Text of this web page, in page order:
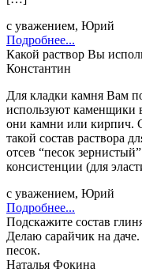
с уважением, Юрий
Подробнее...
Какой раствор Вы
Константин
Для кладки камня Вам
используют каменщики
они камни или кирпич.
такой состав раствора
отсев “песок
консистенции (для
с уважением, Юрий
Подробнее...
Подскажите состав
Делаю сарайчик на
песок.
Наталья Фокина